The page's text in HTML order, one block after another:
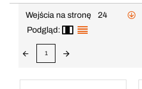
Wejścia na stronę
24
Podgląd:
1